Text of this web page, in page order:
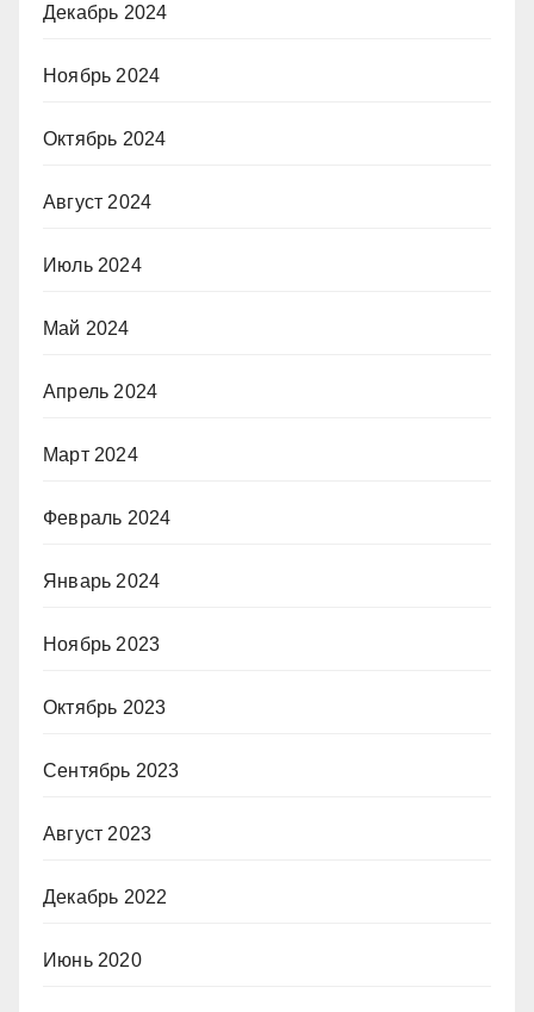
Декабрь 2024
Ноябрь 2024
Октябрь 2024
Август 2024
Июль 2024
Май 2024
Апрель 2024
Март 2024
Февраль 2024
Январь 2024
Ноябрь 2023
Октябрь 2023
Сентябрь 2023
Август 2023
Декабрь 2022
Июнь 2020